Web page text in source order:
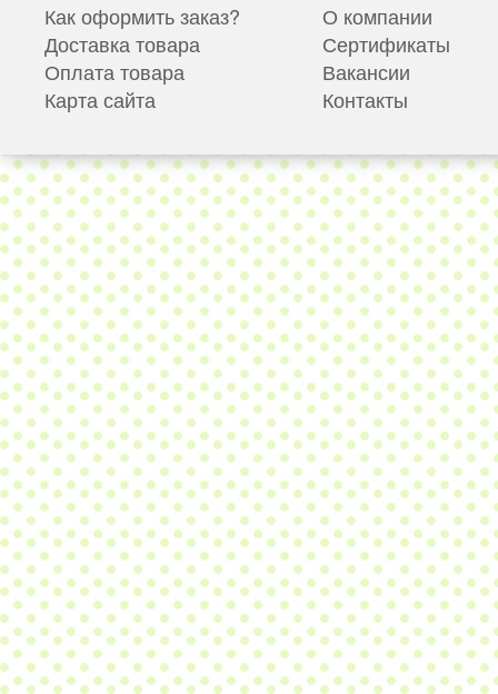
Как оформить заказ?
Доставка товара
Оплата товара
Карта сайта
О компании
Сертификаты
Вакансии
Контакты